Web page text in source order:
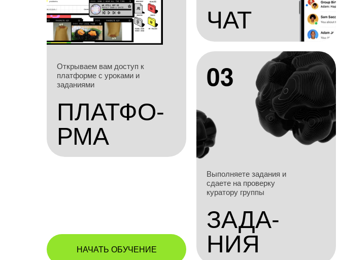
Открываем вам доступ к
платформе с уроками и
заданиями
03
ПЛАТФО-
РМА
Выполняете задания и
сдаете на проверку
куратору группы
ЗАДА-
НИЯ
НАЧАТЬ ОБУЧЕНИЕ
ЧАТ